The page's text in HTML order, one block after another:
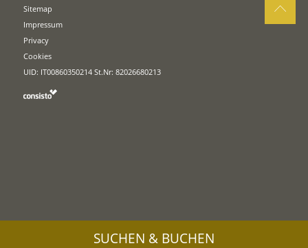
Sitemap
Impressum
Privacy
Cookies
UID: IT00860350214 St.Nr: 82026680213
SUCHEN & BUCHEN